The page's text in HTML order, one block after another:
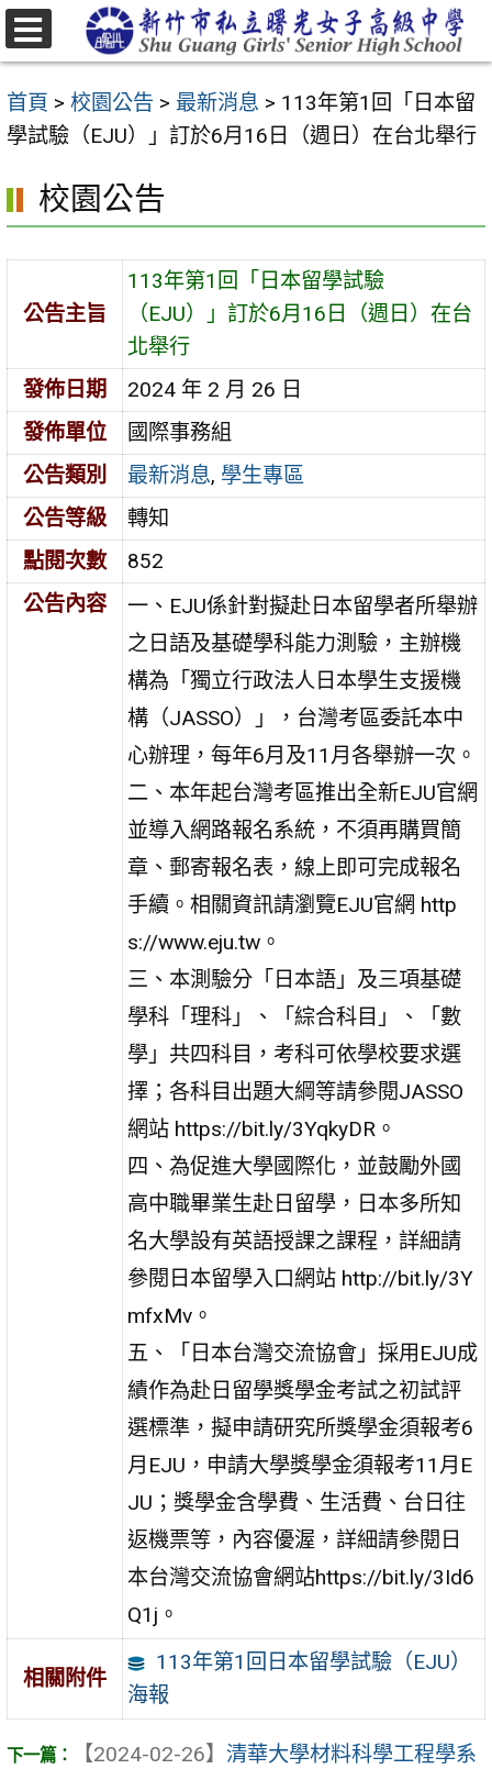
跳
至
要
內
區
首頁 > 校園公告 > 最新消息 > 113年第1回「日本留
學試驗（EJU）」訂於6月16日（週日）在台北舉行
校園公告
公告主旨
113年第1回「日本留學試驗
（EJU）」訂於6月16日（週日）在台
北舉行
發佈日期
2024 年 2 月 26 日
發佈單位
國際事務組
公告類別
最新消息, 學生專區
公告等級
轉知
點閱次數
852
公告內容
一、EJU係針對擬赴日本留學者所舉辦
之日語及基礎學科能力測驗，主辦機
構為「獨立行政法人日本學生支援機
構（JASSO）」，台灣考區委託本中
心辦理，每年6月及11月各舉辦一次。
二、本年起台灣考區推出全新EJU官網
並導入網路報名系統，不須再購買簡
章、郵寄報名表，線上即可完成報名
手續。相關資訊請瀏覽EJU官網 http
s://www.eju.tw。
三、本測驗分「日本語」及三項基礎
學科「理科」、「綜合科目」、「數
學」共四科目，考科可依學校要求選
擇；各科目出題大綱等請參閱JASSO
網站 https://bit.ly/3YqkyDR。
四、為促進大學國際化，並鼓勵外國
高中職畢業生赴日留學，日本多所知
名大學設有英語授課之課程，詳細請
參閱日本留學入口網站 http://bit.ly/3Y
mfxMv。
五、「日本台灣交流協會」採用EJU成
績作為赴日留學獎學金考試之初試評
選標準，擬申請研究所獎學金須報考6
月EJU，申請大學獎學金須報考11月E
JU；獎學金含學費、生活費、台日往
返機票等，內容優渥，詳細請參閱日
本台灣交流協會網站https://bit.ly/3Id6
Q1j。
相關附件
113年第1回日本留學試驗（EJU）
海報
【2024-02-26】 清華大學材料科學工程學系
選
單